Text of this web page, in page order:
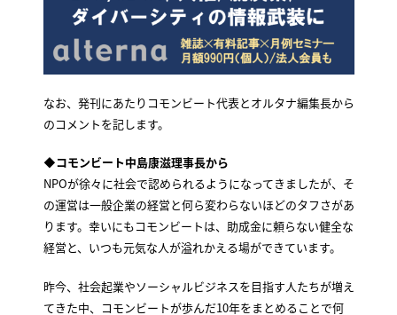
なお、発刊にあたりコモンビート代表とオルタナ編集長から
のコメントを記します。
◆コモンビート中島康滋理事長から
NPOが徐々に社会で認められるようになってきましたが、そ
の運営は一般企業の経営と何ら変わらないほどのタフさがあ
ります。幸いにもコモンビートは、助成金に頼らない健全な
経営と、いつも元気な人が溢れかえる場ができています。
昨今、社会起業やソーシャルビジネスを目指す人たちが増え
てきた中、コモンビートが歩んだ10年をまとめることで何